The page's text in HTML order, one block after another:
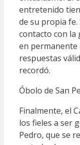
entretenido
de su propia fe.
contacto con la
en permanente
respuestas
recordó.
Óbolo de San
Finalmente, el
los fieles a ser
Pedro, que se